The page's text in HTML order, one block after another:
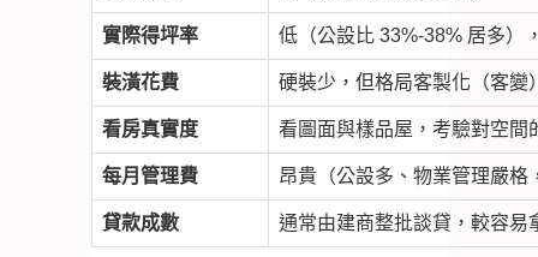
實際得坪率 低（公設比 33%-38% 居多）
裝潢花費 硬裝少，但格局客製化（客變
看房真實度 看圖面與樣品屋，考驗對空間
每月管理費 昂貴（公設多、物業管理嚴格
貸款成數 通常由建商整批談貸，較容易